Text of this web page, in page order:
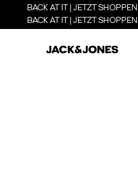
BACK AT IT | JETZT SHOPPEN
BACK AT IT | JETZT SHOPPEN